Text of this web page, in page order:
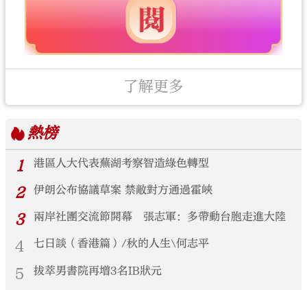
了解更多
熱榜
1
港區人大代表蕪湖考察智造綠色轉型
2 伊朗公布協議草案 禁敵對方通過霍峽
3 兩岸社團交流節開幕 張志軍：多帶動台胞走進大陸
4 七日談（香港篇）/秋的人生\何志平
5 拔萃男書院再增3名IB狀元